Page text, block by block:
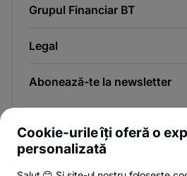
Grupul Financiar BT
Legal
Abonează-te la newsletter
Și afli primul noutățile de pe
Cookie-urile îți oferă o
personalizată